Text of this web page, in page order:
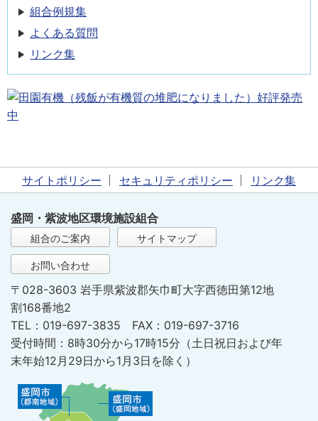
組合例規集
よくある質問
リンク集
サイトポリシー セキュリティポリシー リンク集
盛岡・紫波地区環境施設組合
組合のご案内 サイトマップ
お問い合わせ
〒028-3603 岩手県紫波郡矢巾町大字西徳田第12地
割168番地2
TEL：019-697-3835 FAX：019-697-3716
受付時間：8時30分から17時15分（土日祝日および年
末年始12月29日から1月3日を除く）